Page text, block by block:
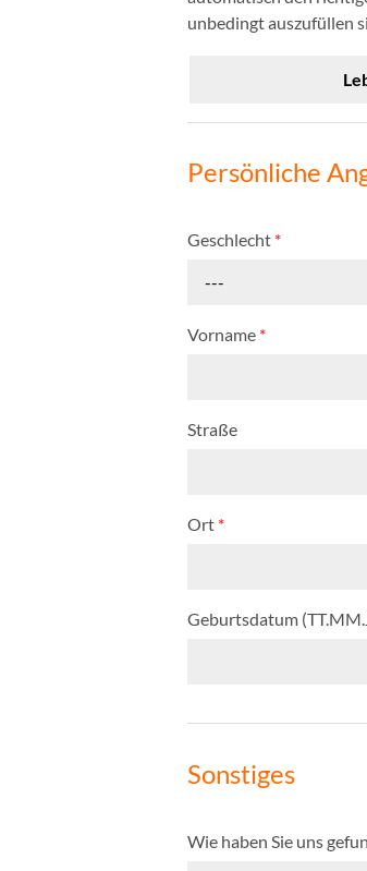
unbedingt auszufüllen
Persönliche
Geschlecht *
---
Vorname *
Straße
Ort *
Geburtsdatum
Sonstiges
Wie haben Sie uns